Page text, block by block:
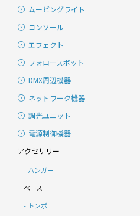
ムービングライト
コンソール
エフェクト
フォロースポット
DMX周辺機器
ネットワーク機器
調光ユニット
電源制御機器
アクセサリー
ハンガー
ベース
トンボ